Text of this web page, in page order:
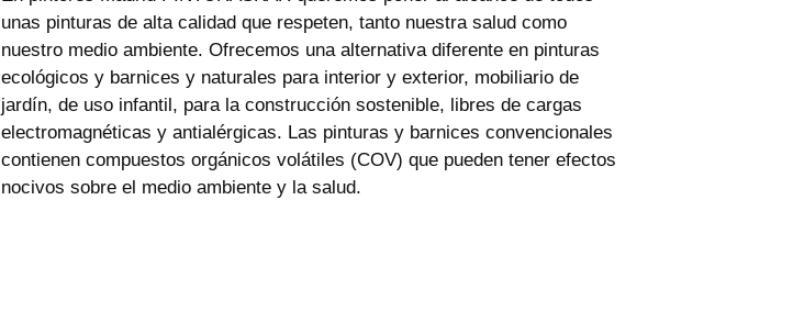
unas pinturas de alta calidad que respeten, tanto nuestra salud como
nuestro medio ambiente. Ofrecemos una alternativa diferente en pinturas
ecológicos y barnices y naturales para interior y exterior, mobiliario de
jardín, de uso infantil, para la construcción sostenible, libres de cargas
electromagnéticas y antialérgicas. Las pinturas y barnices convencionales
contienen compuestos orgánicos volátiles (COV) que pueden tener efectos
nocivos sobre el medio ambiente y la salud.